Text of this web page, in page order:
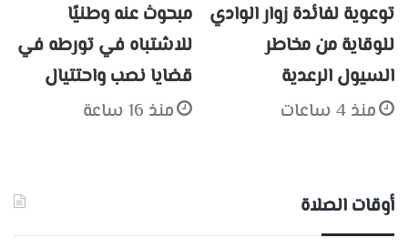
توعوية لفائدة زوار الوادي
للوقاية من مخاطر
السيول الرعدية
منذ 4 ساعات
مبحوث عنه وطنيًا
للاشتباه في تورطه في
قضايا نصب واحتتيال
منذ 16 ساعة
أوقات الصلاة